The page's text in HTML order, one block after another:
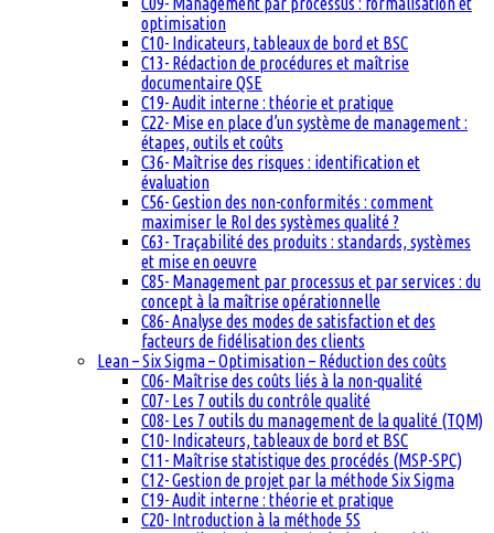
optimisation
C10- Indicateurs, tableaux de bord et BSC
C13- Rédaction de procédures et maîtrise
documentaire QSE
C19- Audit interne : théorie et pratique
C22- Mise en place d’un système de management :
étapes, outils et coûts
C36- Maîtrise des risques : identification et
évaluation
C56- Gestion des non-conformités : comment
maximiser le RoI des systèmes qualité ?
C63- Traçabilité des produits : standards, systèmes
et mise en oeuvre
C85- Management par processus et par services : du
concept à la maîtrise opérationnelle
C86- Analyse des modes de satisfaction et des
facteurs de fidélisation des clients
Lean – Six Sigma – Optimisation – Réduction des coûts
C06- Maîtrise des coûts liés à la non-qualité
C07- Les 7 outils du contrôle qualité
C08- Les 7 outils du management de la qualité (TQM)
C10- Indicateurs, tableaux de bord et BSC
C11- Maîtrise statistique des procédés (MSP-SPC)
C12- Gestion de projet par la méthode Six Sigma
C19- Audit interne : théorie et pratique
C20- Introduction à la méthode 5S